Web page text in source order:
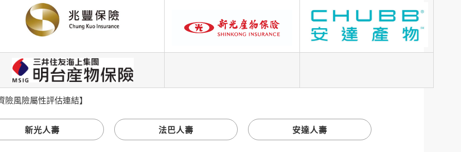
險風險屬性評估連結】
新光人壽 法巴人壽 安達人壽